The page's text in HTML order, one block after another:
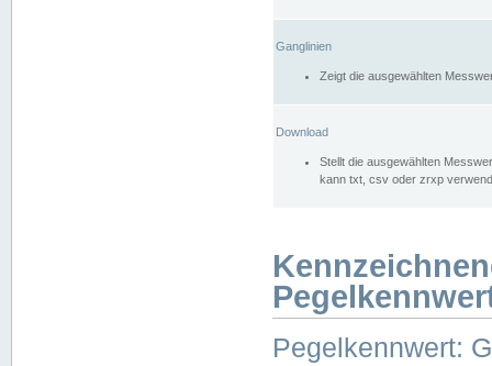
Ganglinien
Zeigt die ausgewählten
Download
Stellt die ausgewählten
kann txt, csv oder zrxp
Pegelkennwert: